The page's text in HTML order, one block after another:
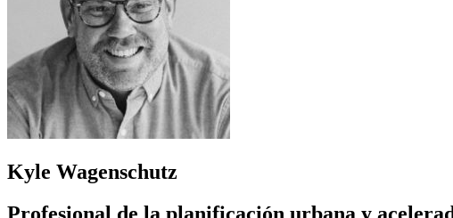
Kyle Wagenschutz